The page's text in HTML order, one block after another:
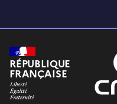
RÉPUBLIQUE
FRANÇAISE